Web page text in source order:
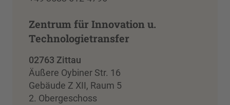
Zentrum für Innovation u.
Technologietransfer
02763 Zittau
Äußere Oybiner Str. 16
Gebäude Z XII, Raum 5
2. Obergeschoss